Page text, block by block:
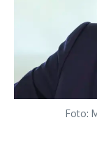
Foto: